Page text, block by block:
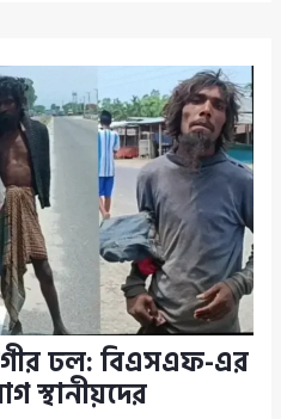
ঢল: বিএসএফ-এর
স্থানীয়দের